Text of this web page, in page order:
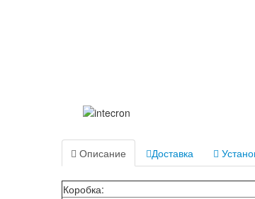
Описание Доставка
Коробка: